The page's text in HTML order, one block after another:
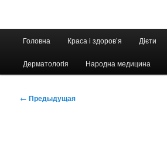
Головна Краса і здоров’я Дієти
Дерматологія Народна медицина
Навигация
← Предыдущая